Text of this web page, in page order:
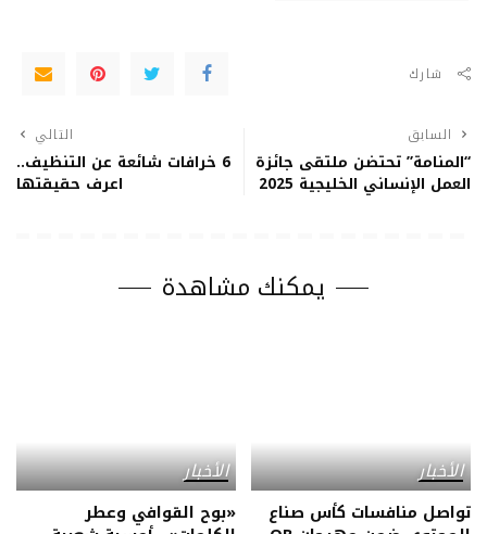
شارك
السابق
“المنامة” تحتضن ملتقى جائزة
العمل الإنساني الخليجية 2025
التالي
6 خرافات شائعة عن التنظيف..
اعرف حقيقتها
يمكنك مشاهدة
الأخبار
تواصل منافسات كأس صناع
الأخبار
«بوح القوافي وعطر